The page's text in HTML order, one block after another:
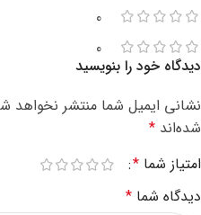
0
0
دیدگاه خود را بنویسید
نشانی ایمیل شما منتشر نخواهد
شده‌اند *
امتیاز شما *
دیدگاه شما *